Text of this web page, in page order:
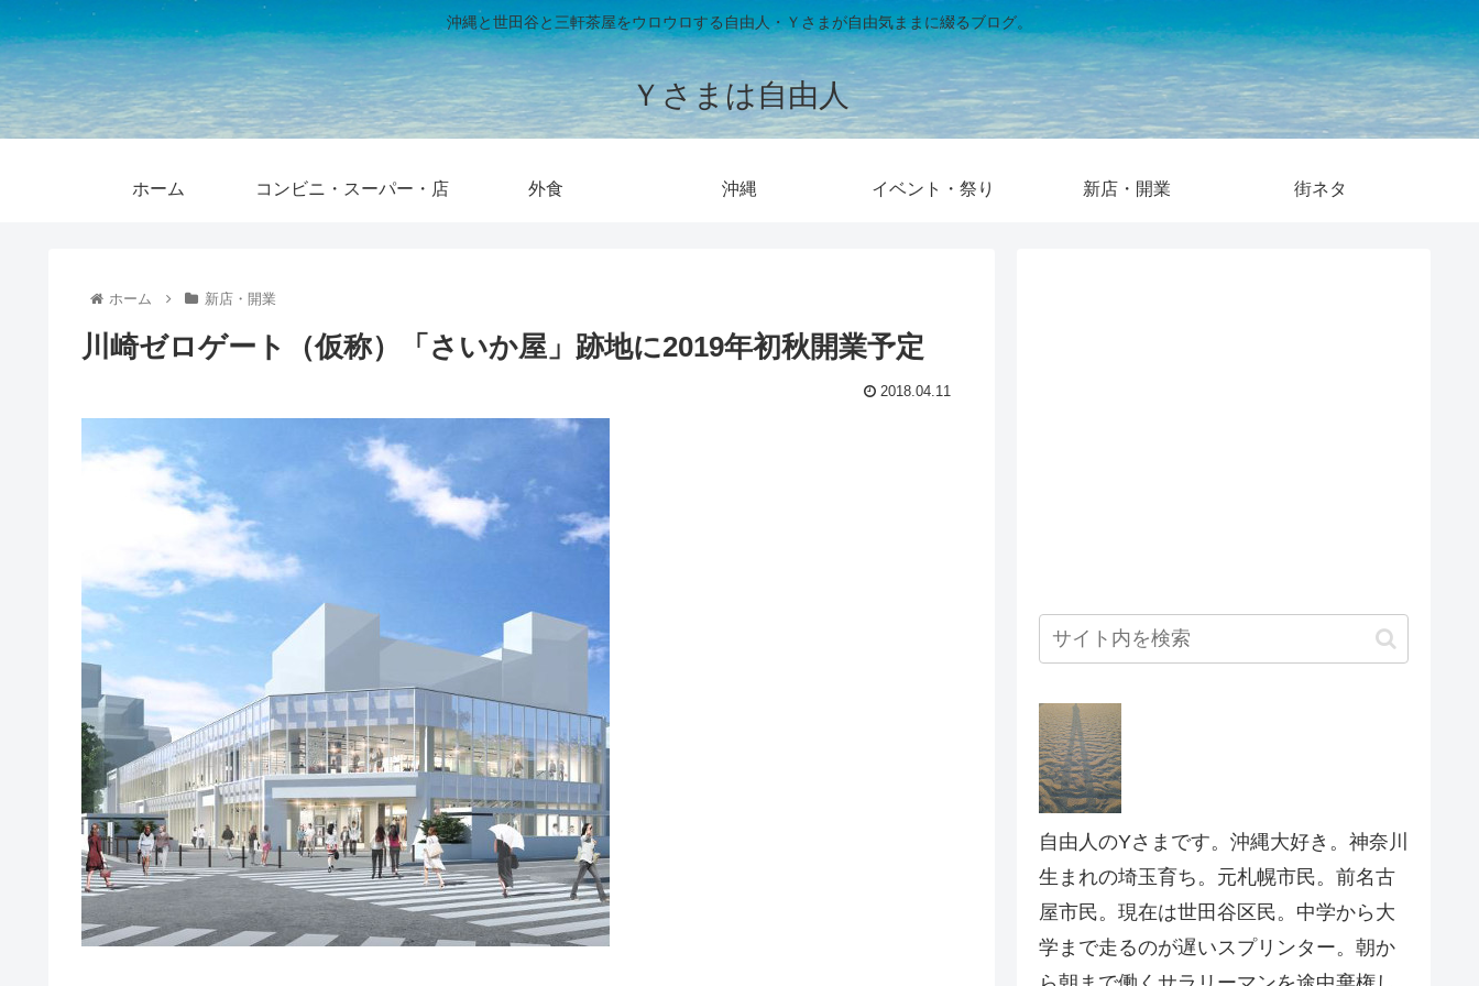
沖縄と世田谷と三軒茶屋をウロウロする自由人・Ｙさまが自由気ままに綴るブログ。
Ｙさまは自由人
ホーム コンビニ・スーパー・店 外食 沖縄 イベント・祭り 新店・開業 街ネタ
ホーム 新店・開業
川崎ゼロゲート（仮称）「さいか屋」跡地に2019年初秋開業予定
2018.04.11
自由人のYさまです。沖縄大好き。神奈川
生まれの埼玉育ち。元札幌市民。前名古
屋市民。現在は世田谷区民。中学から大
学まで走るのが遅いスプリンター。朝か